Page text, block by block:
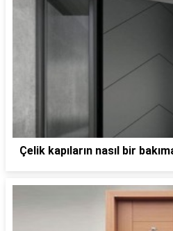
Çelik kapıların nasıl bir